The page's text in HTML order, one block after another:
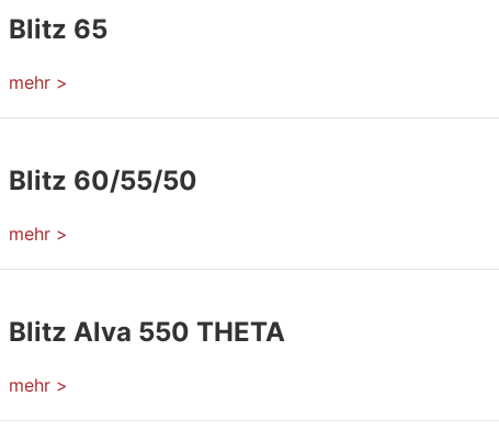
Blitz 65
mehr >
Blitz 60/55/50
mehr >
Blitz Alva 550 THETA
mehr >